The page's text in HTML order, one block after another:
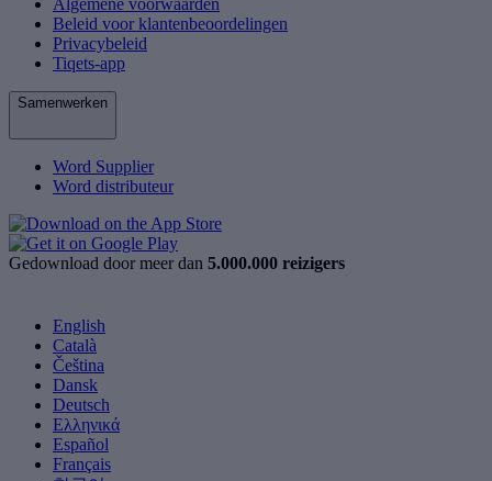
Algemene voorwaarden
Beleid voor klantenbeoordelingen
Privacybeleid
Tiqets-app
Samenwerken
Word Supplier
Word distributeur
Gedownload door meer dan 5.000.000 reizigers
English
Català
Čeština
Dansk
Deutsch
Ελληνικά
Español
Français